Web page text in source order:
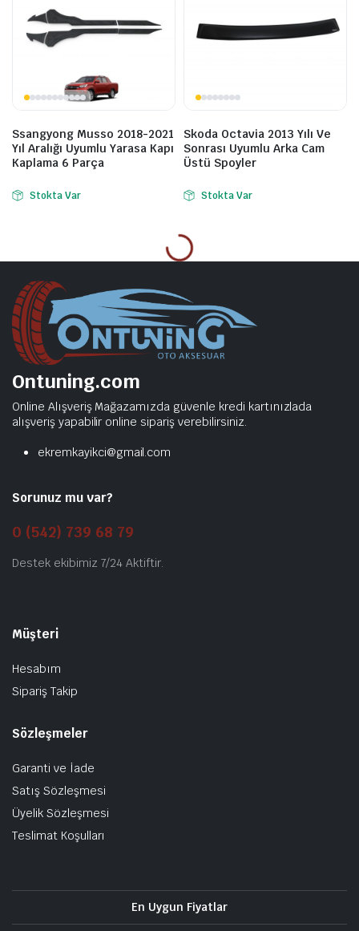
Ssangyong Musso 2018-2021
Yıl Aralığı Uyumlu Yarasa Kapı
Kaplama 6 Parça
Stokta Var
Skoda Octavia 2013 Yılı Ve
Sonrası Uyumlu Arka Cam
Üstü Spoyler
Stokta Var
Ontuning.com
Online Alışveriş Mağazamızda güvenle kredi kartınızlada
alışveriş yapabilir online sipariş verebilirsiniz.
ekremkayikci@gmail.com
Sorunuz mu var?
0 (542) 739 68 79
Destek ekibimiz 7/24 Aktiftir.
Müşteri
Hesabım
Sipariş Takip
Sözleşmeler
Garanti ve İade
Satış Sözleşmesi
Üyelik Sözleşmesi
Teslimat Koşulları
En Uygun Fiyatlar